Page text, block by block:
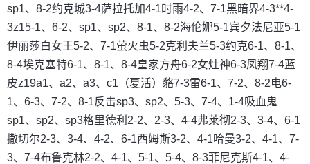
sp1、8-2约克城3-4萨拉托加4-1时雨4-2、7-1黑暗界4-3**4-
3z15-1、6-2、sp1、sp2、8-1、8-2海伦娜5-1宾夕法尼亚5-1
伊丽莎白女王5-2、7-1萤火虫5-2克利夫兰5-3约克6-1、8-1、
8-4埃克塞特6-1、8-1、8-4皇家方舟6-2女灶神6-3凤翔7-4蓝
皮z19a1、a2、a3、c1（夏活）貉7-3雷6-1、7-2、8-2电6-
1、6-3、7-2、8-1反击sp3、sp2、5-3、7-4、1-4吸血鬼
sp1、sp2、sp3格里德利2-2、2-3、4-4弗莱彻2-3、3-4、6-1
撒切尔2-3、3-4、4-2、6-1西姆斯3-2、4-1哈曼3-2、4-1、7-
3、7-4布鲁克林2-2、4-1、5-1、5-4、8-3菲尼克斯4-1、4-